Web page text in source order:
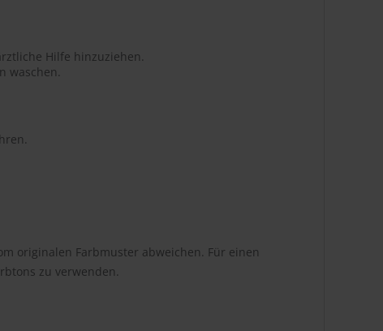
Hilfe hinzuziehen.
waschen.
originalen Farbmuster abweichen. Für einen
zu verwenden.